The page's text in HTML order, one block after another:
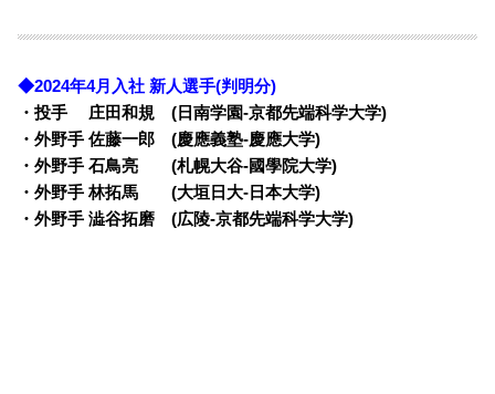
◆2024年4月入社 新人選手(判明分)
・投手 庄田和規 (日南学園-京都先端科学大学)
・外野手 佐藤一郎 (慶應義塾-慶應大学)
・外野手 石鳥亮 (札幌大谷-國學院大学)
・外野手 林拓馬 (大垣日大-日本大学)
・外野手 澁谷拓磨 (広陵-京都先端科学大学)